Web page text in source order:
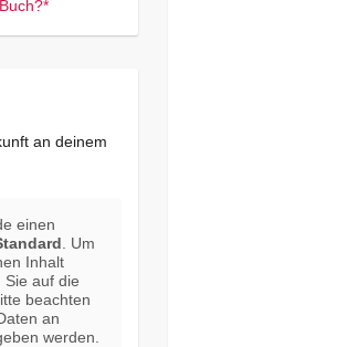
an deinem
einen
. Um
Inhalt
Sie auf die
beachten
an
werden.